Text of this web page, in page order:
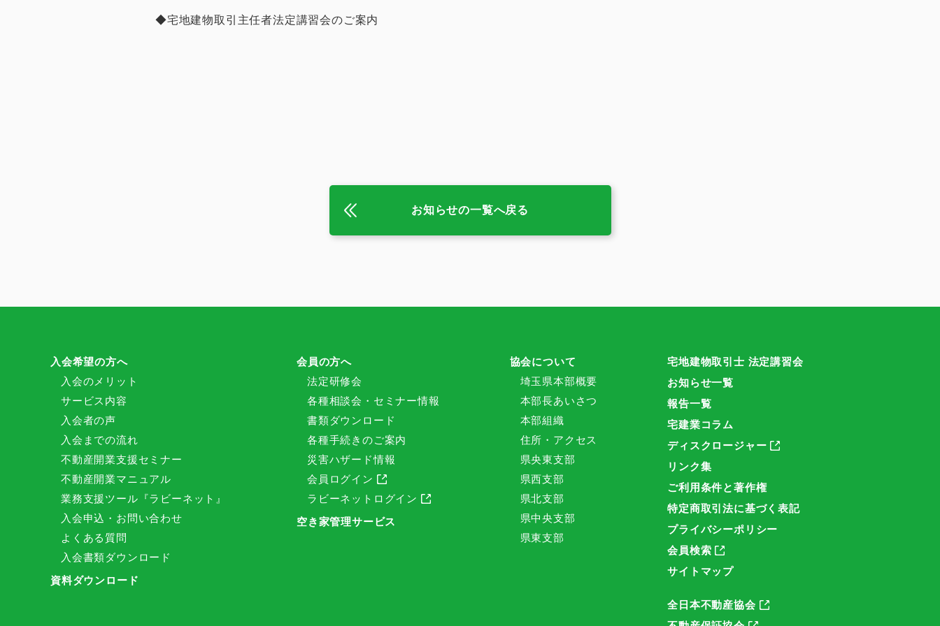
◆宅地建物取引主任者法定講習会のご案内
お知らせの一覧へ戻る
入会希望の方へ
入会のメリット
サービス内容
入会者の声
入会までの流れ
不動産開業支援セミナー
不動産開業マニュアル
業務支援ツール『ラビーネット』
入会申込・お問い合わせ
よくある質問
入会書類ダウンロード
資料ダウンロード
会員の方へ
法定研修会
各種相談会・セミナー情報
書類ダウンロード
各種手続きのご案内
災害ハザード情報
会員ログイン
ラビーネットログイン
空き家管理サービス
協会について
埼玉県本部概要
本部長あいさつ
本部組織
住所・アクセス
県央東支部
県西支部
県北支部
県中央支部
県東支部
宅地建物取引士 法定講習会
お知らせ一覧
報告一覧
宅建業コラム
ディスクロージャー
リンク集
ご利用条件と著作権
特定商取引法に基づく表記
プライバシーポリシー
会員検索
サイトマップ
全日本不動産協会